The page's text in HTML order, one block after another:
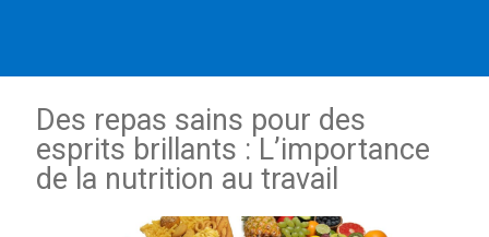
Des repas sains pour des
esprits brillants : L’importance
de la nutrition au travail